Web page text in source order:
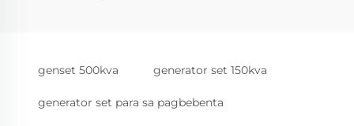
genset 500kva generator set 150kva
generator set para sa pagbebenta